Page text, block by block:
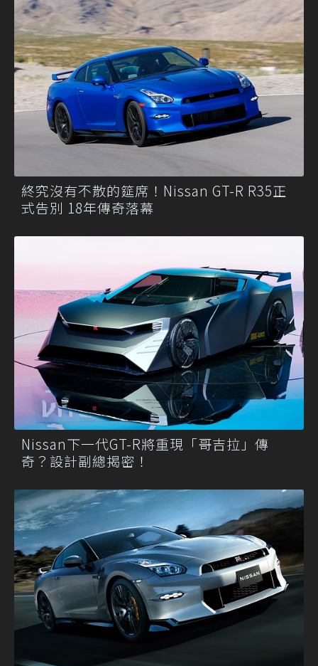
終究沒有不散的筵席！Nissan GT-R R35正
式告別 18年傳奇落幕
Nissan下一代GT-R將重現「哥吉拉」傳
奇？設計副總揭密！